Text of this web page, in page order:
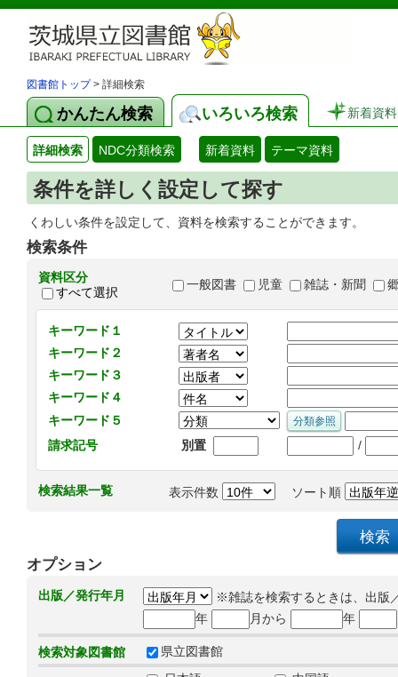
図書館トップ> 詳細検索
かんたん検索 いろいろ検索 新着資料
詳細検索 NDC分類検索 新着資料 テーマ資料
条件を詳しく設定して探す
くわしい条件を設定して、資料を検索することができます。
検索条件
資料区分
すべて選択
一般図書 児童 雑誌・新聞
キーワード１
キーワード２
キーワード３
キーワード４
キーワード５
請求記号
別置 /
検索結果一覧 表示件数 ソート順
オプション
出版／発行年月
※雑誌を検索するときは、出版
年
月から 年
検索対象図書館 県立図書館